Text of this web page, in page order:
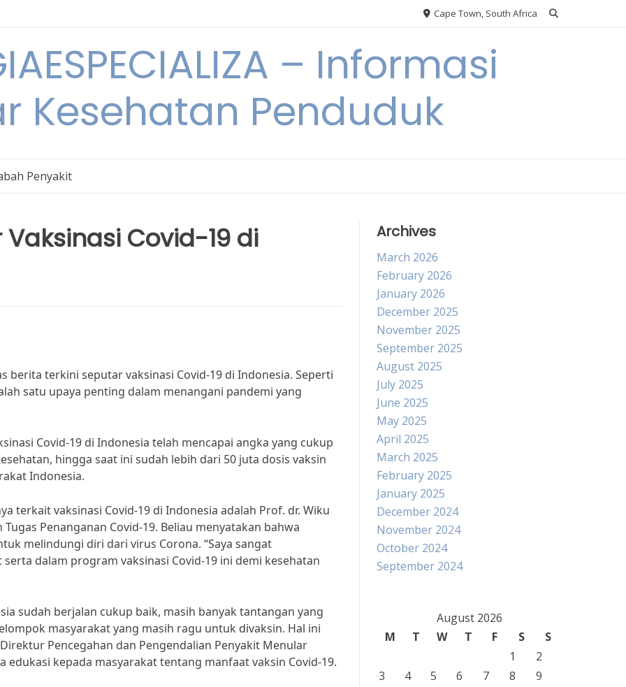
Cape Town, South Africa
– Informasi
Kesehatan Penduduk
Penyakit
Covid-19 di
berita terkini seputar vaksinasi Covid-19 di Indonesia. Seperti
satu upaya penting dalam menangani pandemi yang
Covid-19 di Indonesia telah mencapai angka yang cukup
hingga saat ini sudah lebih dari 50 juta dosis vaksin
Indonesia.
terkait vaksinasi Covid-19 di Indonesia adalah Prof. dr. Wiku
Penanganan Covid-19. Beliau menyatakan bahwa
melindungi diri dari virus Corona. “Saya sangat
dalam program vaksinasi Covid-19 ini demi kesehatan
sudah berjalan cukup baik, masih banyak tantangan yang
masyarakat yang masih ragu untuk divaksin. Hal ini
Pencegahan dan Pengendalian Penyakit Menular
kepada masyarakat tentang manfaat vaksin Covid-19.
Archives
March 2026
February 2026
January 2026
December 2025
November 2025
September 2025
August 2025
July 2025
June 2025
May 2025
April 2025
March 2025
February 2025
January 2025
December 2024
November 2024
October 2024
September 2024
August 2026
M
T W T F S
S
1
2
3
4 5 6 7 8
9